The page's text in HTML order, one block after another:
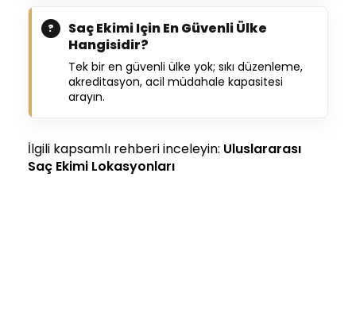
Saç Ekimi Için En Güvenli Ülke
Hangisidir?
Tek bir en güvenli ülke yok; sıkı düzenleme,
akreditasyon, acil müdahale kapasitesi
arayın.
İlgili kapsamlı rehberi inceleyin: Uluslararası
Saç Ekimi Lokasyonları